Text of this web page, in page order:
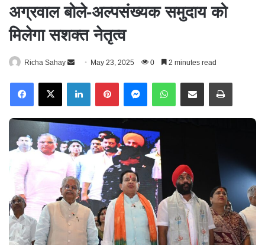
अग्रवाल बोले-अल्पसंख्यक समुदाय को
मिलेगा सशक्त नेतृत्व
Richa Sahay
n
d
a
e
m
a
i
l
May 23, 2025 0 2 minutes read
X